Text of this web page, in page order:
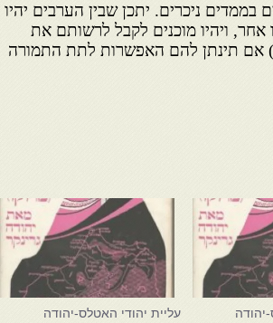
בממדים ניכרים. יתכן שבין הערבים יהיו
אחר, ויהיו מוכנים לקבל לרשותם את
אם תינתן להם האפשרות לתת התמורה
יהודה
עליית יהודי האטלס-יהודה